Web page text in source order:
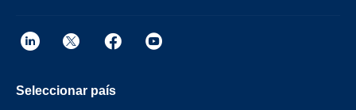
Seleccionar país